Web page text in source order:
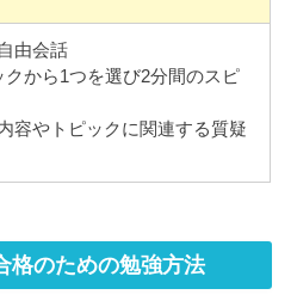
由会話
クから1つを選び2分間のスピ
容やトピックに関連する質疑
格のための勉強方法